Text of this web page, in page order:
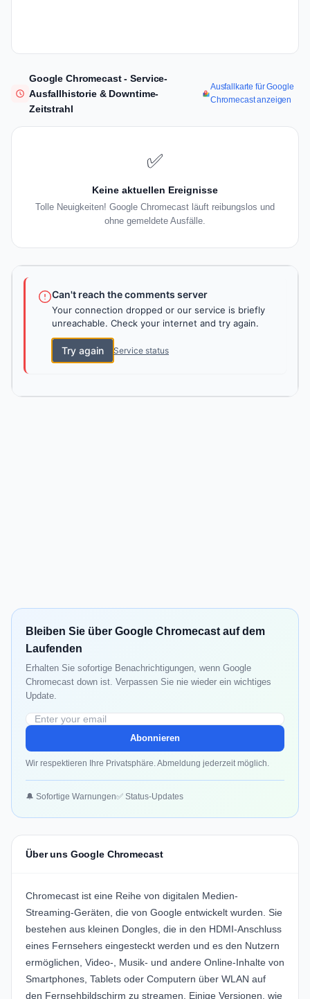
Google Chromecast - Service-
Ausfallhistorie & Downtime-
Zeitstrahl
Ausfallkarte für Google
Chromecast anzeigen
✅
Keine aktuellen Ereignisse
Tolle Neuigkeiten! Google Chromecast läuft reibungslos und
ohne gemeldete Ausfälle.
Can't reach the comments server
Your connection dropped or our service is briefly
unreachable. Check your internet and try again.
Try again Service status
Bleiben Sie über Google Chromecast auf dem
Laufenden
Erhalten Sie sofortige Benachrichtigungen, wenn Google
Chromecast down ist. Verpassen Sie nie wieder ein wichtiges
Update.
Abonnieren
Wir respektieren Ihre Privatsphäre. Abmeldung jederzeit möglich.
🔔 Sofortige Warnungen✅ Status-Updates
Über uns Google Chromecast
Chromecast ist eine Reihe von digitalen Medien-
Streaming-Geräten, die von Google entwickelt wurden. Sie
bestehen aus kleinen Dongles, die in den HDMI-Anschluss
eines Fernsehers eingesteckt werden und es den Nutzern
ermöglichen, Video-, Musik- und andere Online-Inhalte von
Smartphones, Tablets oder Computern über WLAN auf
den Fernsehbildschirm zu streamen. Einige Versionen, wie